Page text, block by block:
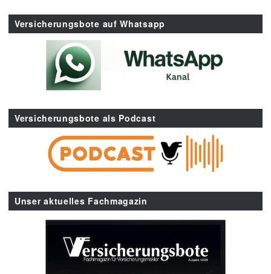
Versicherungsbote auf Whatsapp
Versicherungsbote als Podcast
Unser aktuelles Fachmagazin